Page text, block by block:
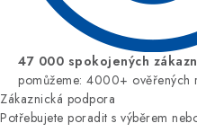
47 000 spokojených
pomůžeme: 4000+ ověřených
Zákaznická podpora
Potřebujete poradit s výběrem